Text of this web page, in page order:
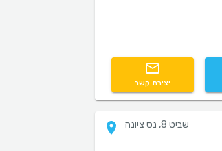
יצירת קשר
שביט 8, נס ציונה